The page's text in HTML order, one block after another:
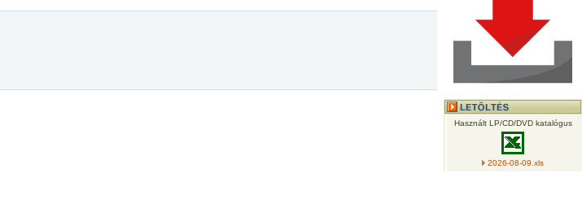
Használt LP/CD/DVD katalógus
2026-08-09.xls